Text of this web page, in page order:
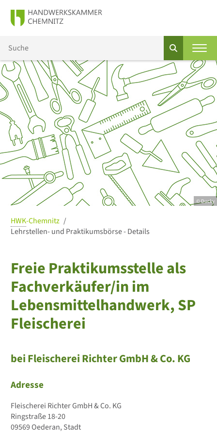
© Ducky
HWK-Chemnitz
Lehrstellen- und Praktikumsbörse - Details
Freie Praktikumsstelle als
Fachverkäufer/in im
Lebensmittelhandwerk, SP
Fleischerei
bei Fleischerei Richter GmbH & Co. KG
Adresse
Fleischerei Richter GmbH & Co. KG
Ringstraße 18-20
09569 Oederan, Stadt